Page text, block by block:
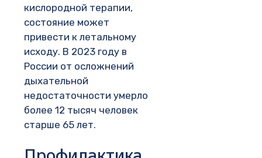
кислородной терапии,
состояние может
привести к летальному
исходу. В 2023 году в
России от осложнений
дыхательной
недостаточности умерло
более 12 тысяч человек
старше 65 лет.